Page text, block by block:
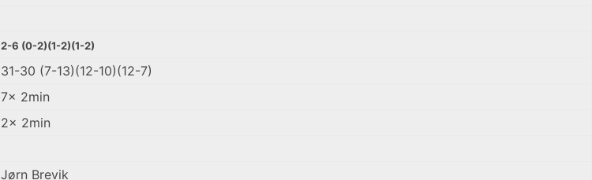
2-6 (0-2)(1-2)(1-2)
31-30 (7-13)(12-10)(12-7)
7x 2min
2x 2min
Jørn Brevik